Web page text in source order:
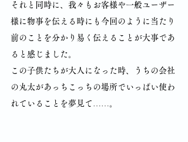
それと同時に、我々もお客様や一般ユーザー
様に物事を伝える時にも今回のように当たり
前のことを分かり易く伝えることが大事であ
ると感じました。
この子供たちが大人になった時、うちの会社
の丸太があっちこっちの場所でいっぱい使わ
れていることを夢見て……。